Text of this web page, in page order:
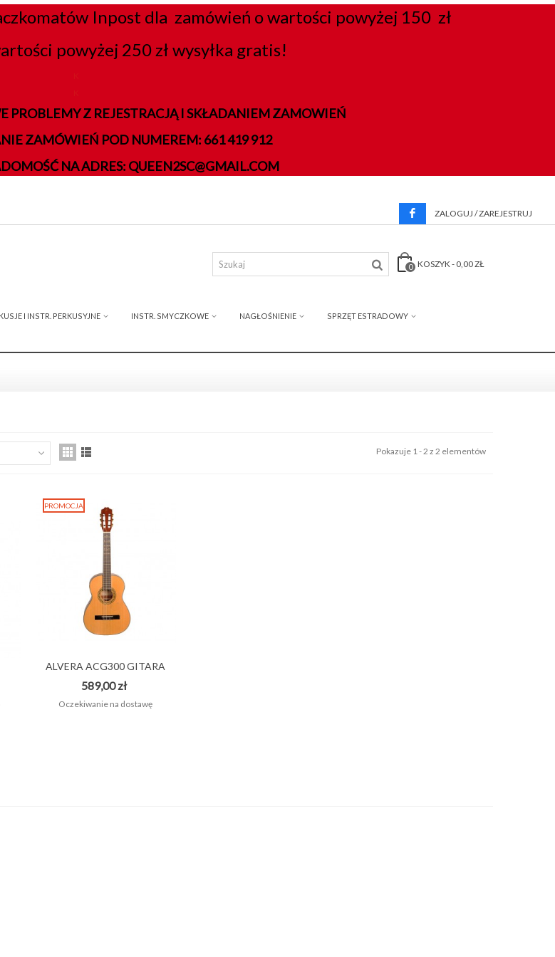
Inpost dla zamówień o wartości powyżej 150 zł
powyżej 250 zł wysyłka gratis!
PROBLEMY Z REJESTRACJĄ I SKŁADANIEM ZAMOWIEŃ
ZAMÓWIEŃ POD NUMEREM: 661 419 912
NA ADRES: QUEEN2SC@GMAIL.COM
ZALOGUJ / ZAREJESTRUJ
0 KOSZYK- 0,00 ZŁ
I INSTR. PERKUSYJNE INSTR. SMYCZKOWE NAGŁOŚNIENIE SPRZĘT ESTRADOWY
WTYKI
pałki
pałki
Pokazuje 1 - 2 z 2 elementów
PROMOCJA
ALVERA ACG300 GITARA
KLASYCZNA 4/4
589,00 zł
Oczekiwanie na dostawę